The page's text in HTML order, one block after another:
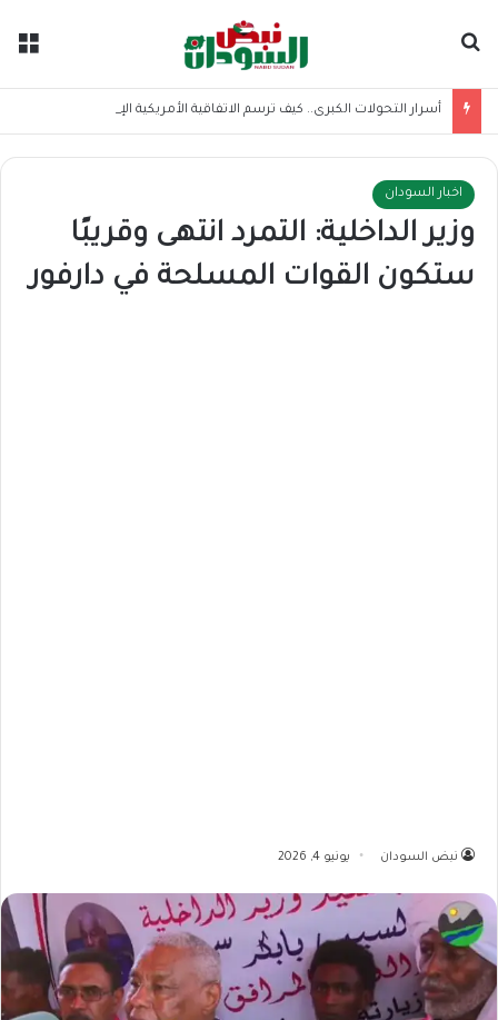
اخبار السودان
وزير الداخلية: التمرد انتهى وقريبًا
ستكون القوات المسلحة في دارفور
نبض السودان يونيو 4, 2026